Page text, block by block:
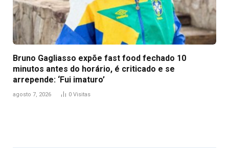
Bruno Gagliasso expõe fast food fechado 10
minutos antes do horário, é criticado e se
arrepende: ‘Fui imaturo’
agosto 7, 2026 0 Visitas